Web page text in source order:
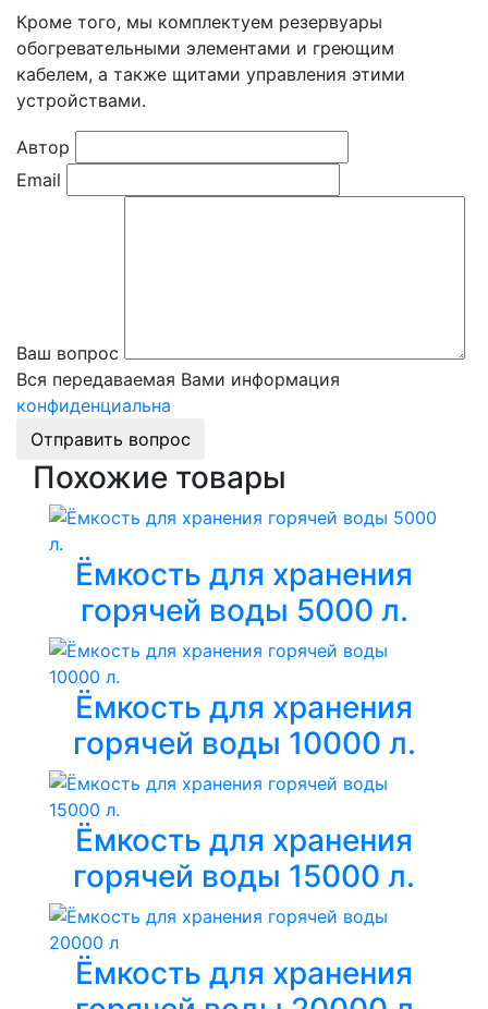
Кроме того, мы комплектуем резервуары
обогревательными элементами и греющим
кабелем, а также щитами управления этими
устройствами.
Автор
Email
Ваш вопрос
Вся передаваемая Вами информация
конфиденциальна
Отправить вопрос
Похожие товары
Ёмкость для хранения
горячей воды 5000 л.
Ёмкость для хранения
горячей воды 10000 л.
Ёмкость для хранения
горячей воды 15000 л.
Ёмкость для хранения